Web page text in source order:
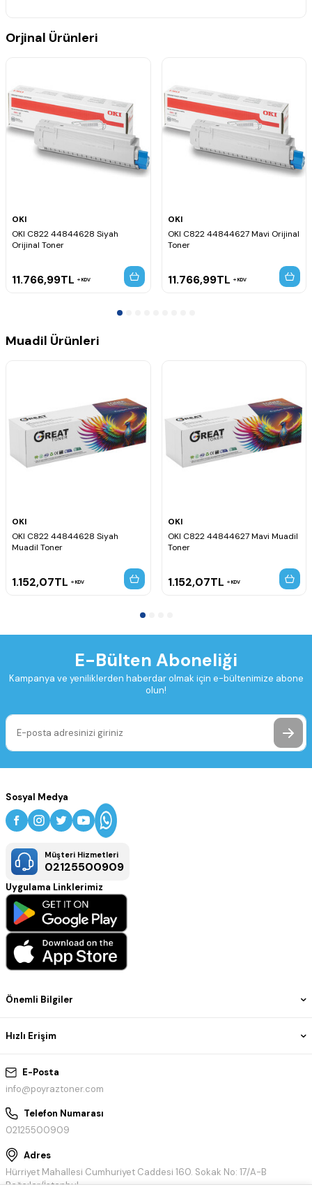
Orjinal Ürünleri
OKI
OKI C822 44844628 Siyah
Orijinal Toner
11.766,99TL KDV
OKI
OKI C822 44844627 Mavi Orijinal
Toner
11.766,99TL KDV
Muadil Ürünleri
OKI
OKI C822 44844628 Siyah
Muadil Toner
1.152,07TL KDV
OKI
OKI C822 44844627 Mavi Muadil
Toner
1.152,07TL KDV
E-Bülten Aboneliği
Kampanya ve yeniliklerden haberdar olmak için e-bültenimize abone
olun!
E-Posta
info@poyraztoner.com
Telefon Numarası
02125500909
Adres
Hürriyet Mahallesi Cumhuriyet Caddesi 160. Sokak No: 17/A-B
Bağcılar/İstanbul
Önemli Bilgiler
Hızlı Erişim
Sosyal Medya
Müşteri Hizmetleri
02125500909
Uygulama Linklerimiz